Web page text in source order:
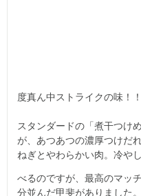
度真ん中ストライクの味！
スタンダードの「煮干つけ
が、あつあつの濃厚つけだ
ねぎとやわらかい肉。冷や
べるのですが、最高のマッ
分並んだ甲斐がありました。